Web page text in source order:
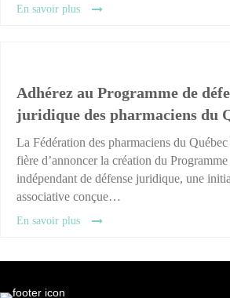
En savoir plus
Adhérez au Programme de
juridique des pharmaciens du
La Fédération des pharmaciens du
fière d’annoncer la création du Programme
indépendant de défense juridique, une
associative conçue…
En savoir plus